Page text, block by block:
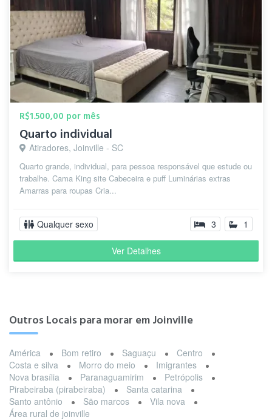
R$1.500,00 por mês
Quarto individual
Atiradores, Joinville - SC
Quarto grande, individual, para pessoa responsável que estude ou
trabalhe. Cama King site Cabeceira e puff Luminárias extras
Amarras para roupas Cria...
Qualquer sexo 3 1
Ver Detalhes
Outros Locais para morar em Joinville
América Bom retiro Saguaçu
Centro
Costa e silva
Morro do meio
Imigrantes
Nova brasília
Paranaguamirim
Petrópolis
Pirabeiraba (pirabeiraba)
Santa catarina
Santo antônio
São marcos
Vila nova
Área rural de joinville